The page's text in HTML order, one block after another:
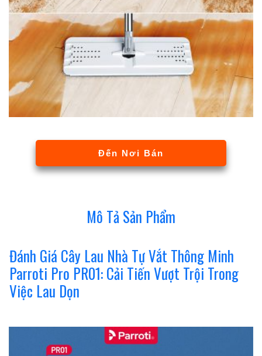
Đến Nơi Bán
Mô Tả Sản Phẩm
Đánh Giá Cây Lau Nhà Tự Vắt Thông Minh
Parroti Pro PR01: Cải Tiến Vượt Trội Trong
Việc Lau Dọn